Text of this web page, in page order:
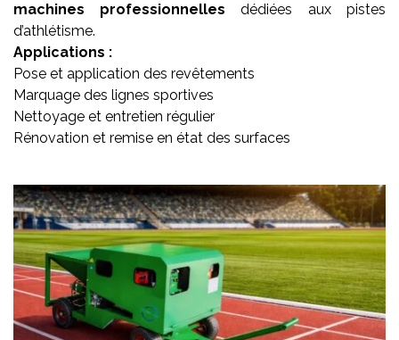
machines professionnelles dédiées aux pistes
d’athlétisme.
Applications :
Pose et application des revêtements
Marquage des lignes sportives
Nettoyage et entretien régulier
Rénovation et remise en état des surfaces